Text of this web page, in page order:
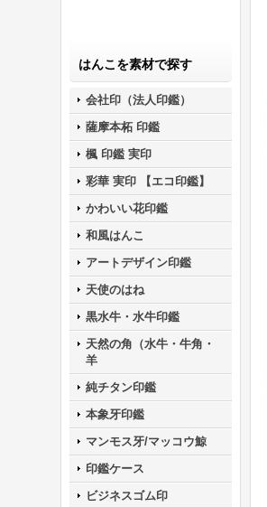
はんこを素材で探す
会社印（法人印鑑）
薩摩本柘 印鑑
楓 印鑑 実印
彩華 実印 【エコ印鑑】
かわいい花印鑑
和風はんこ
アートデザイン印鑑
天使のはね
黒水牛・水牛印鑑
天然の角（水牛・牛角・
羊
純チタン印鑑
本象牙印鑑
マンモス牙/マッコウ鯨
印鑑ケース
ビジネスゴム印